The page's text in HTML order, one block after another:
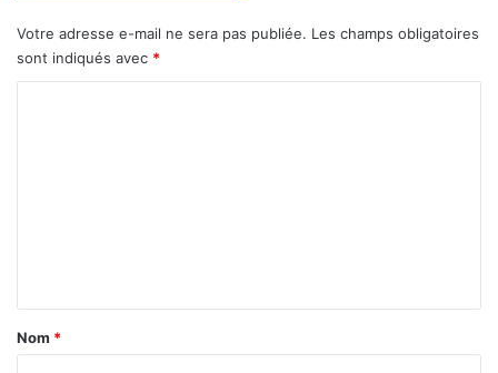
Votre adresse e-mail ne sera pas publiée. Les champs obligatoires
sont indiqués avec *
a
Nom *